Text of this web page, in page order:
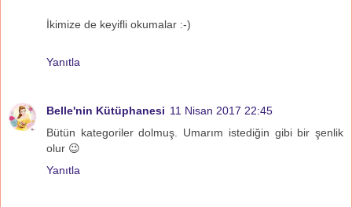
İkimize de keyifli okumalar :-)
Yanıtla
Belle'nin Kütüphanesi 11 Nisan 2017 22:45
Bütün kategoriler dolmuş. Umarım istediğin gibi bir şenlik
olur 😉
Yanıtla